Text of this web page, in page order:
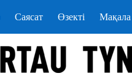
Саясат Өзекті Мақала